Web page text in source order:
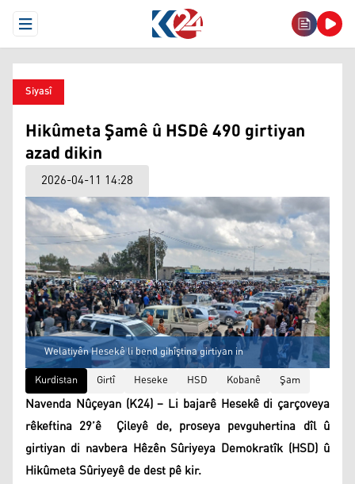
Open Menu
Siyasî
Hikûmeta Şamê û HSDê 490 girtiyan
azad dikin
2026-04-11 14:28
Welatiyên Hesekê li bend gihîştina girtiyan in
Kurdistan
Girtî Heseke HSD Kobanê Şam
Navenda Nûçeyan (K24) – Li bajarê Hesekê di çarçoveya
rêkeftina 29’ê Çileyê de, proseya pevguhertina dîl û
girtiyan di navbera Hêzên Sûriyeya Demokratîk (HSD) û
Hikûmeta Sûriyeyê de dest pê kir.